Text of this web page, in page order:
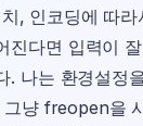
, 인코딩에 따라
진다면 입력이
. 나는 환경설정
그냥 freopen을